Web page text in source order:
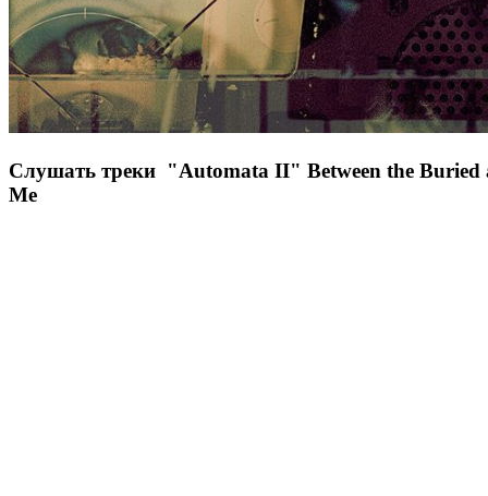
Слушать треки "Automata II" Between the Buried
Me